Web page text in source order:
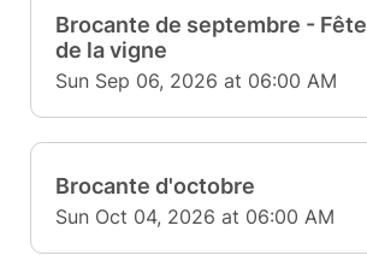
Brocante de septembre - Fête
de la vigne
Sun Sep 06, 2026 at 06:00 AM
Brocante d'octobre
Sun Oct 04, 2026 at 06:00 AM